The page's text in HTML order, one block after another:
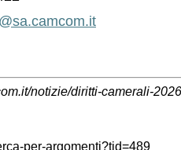
notizie/diritti-camerali-
per-argomenti?tid=489